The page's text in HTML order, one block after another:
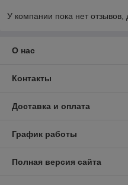
У компании пока нет отзывов,
О нас
Контакты
Доставка и оплата
График работы
Полная версия сайта